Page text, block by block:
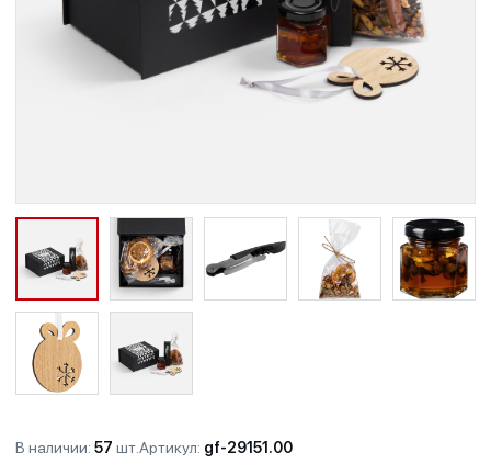
В наличии: 57 шт.Артикул: gf-29151.00